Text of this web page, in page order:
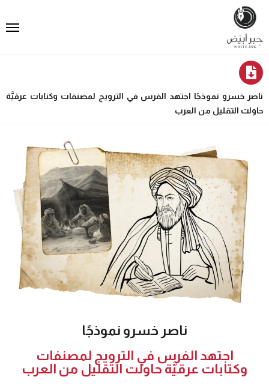
ناصر خسرو نموذجًا اجتهد الفرس في الترويج لمصنفات وكتابات عرقيَّة
حاولت التقليل من العرب
ناصر خسرو نموذجًا
اجتهد الفرس في الترويج لمصنفات
وكتابات عرقيَّة حاولت التقليل من العرب